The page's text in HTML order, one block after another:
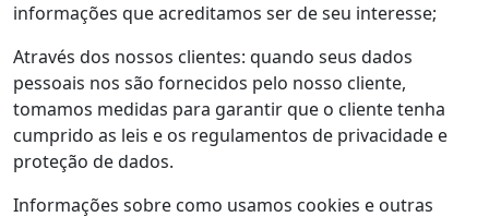
informações que acreditamos ser de seu interesse;
Através dos nossos clientes: quando seus dados
pessoais nos são fornecidos pelo nosso cliente,
tomamos medidas para garantir que o cliente tenha
cumprido as leis e os regulamentos de privacidade e
proteção de dados.
Informações sobre como usamos cookies e outras